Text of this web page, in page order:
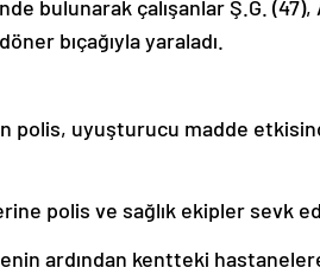
bulunarak çalışanlar Ş.G.
bıçağıyla yaraladı.
polis, uyuşturucu madde
polis ve sağlık ekipler sevk
ardından kentteki